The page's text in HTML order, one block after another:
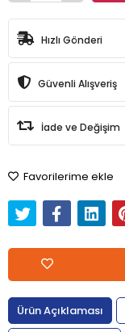
Hızlı Gönderi
Güvenli Alışveriş
İade ve Değişim
Favorilerime ekle
Ürün Açıklaması